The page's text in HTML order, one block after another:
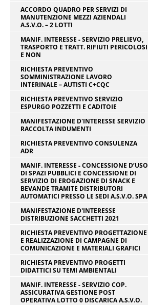
ACCORDO QUADRO PER SERVIZI DI
MANUTENZIONE MEZZI AZIENDALI
A.S.V.O. – 2 LOTTI
MANIF. INTERESSE - SERVIZIO PRELIEVO,
TRASPORTO E TRATT. RIFIUTI PERICOLOSI
E NON
RICHIESTA PREVENTIVO
SOMMINISTRAZIONE LAVORO
INTERINALE – AUTISTI C+CQC
RICHIESTA PREVENTIVO SERVIZIO
ESPURGO POZZETTI E CADITOIE
MANIFESTAZIONE D'INTERESSE SERVIZIO
RACCOLTA INDUMENTI
RICHIESTA PREVENTIVO CONSULENZA
ADR
MANIF. INTERESSE - CONCESSIONE D’USO
DI SPAZI PUBBLICI E CONCESSIONE DI
SERVIZIO DI EROGAZIONE DI SNACK E
BEVANDE TRAMITE DISTRIBUTORI
AUTOMATICI PRESSO LE SEDI A.S.V.O. SPA
MANIFESTAZIONE D'INTERESSE
DISTRIBUZIONE SACCHETTI 2021
RICHIESTA PREVENTIVO PROGETTAZIONE
E REALIZZAZIONE DI CAMPAGNE DI
COMUNICAZIONE E MATERIALI GRAFICI
RICHIESTA PREVENTIVO PROGETTI
DIDATTICI SU TEMI AMBIENTALI
MANIF. INTERESSE - SERVIZIO COP.
ASSICURATIVA GESTIONE POST
OPERATIVA LOTTO 0 DISCARICA A.S.V.O.